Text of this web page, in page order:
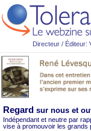
Directeur / Éditeur:
Regard sur nous et
Indépendant et neutre par
vise à promouvoir les grands